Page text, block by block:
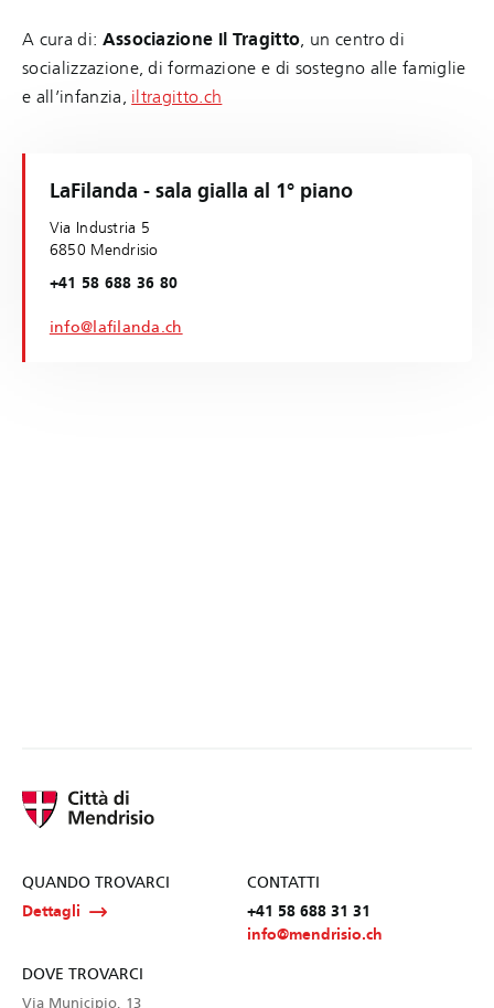
A cura di: Associazione Il Tragitto, un centro di
socializzazione, di formazione e di sostegno alle famiglie
e all’infanzia, iltragitto.ch
LaFilanda - sala gialla al 1° piano
Via Industria 5
6850 Mendrisio
+41 58 688 36 80
info@lafilanda.ch
QUANDO TROVARCI
Dettagli
CONTATTI
+41 58 688 31 31
info@mendrisio.ch
DOVE TROVARCI
Via Municipio, 13